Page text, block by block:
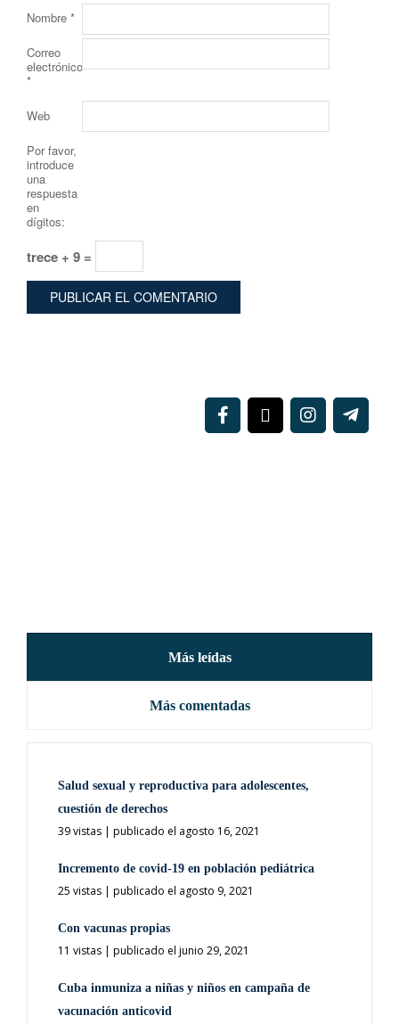
Nombre *
Correo
electrónico
*
Web
Por favor,
introduce
una
respuesta
en
dígitos:
trece + 9 =
Más leídas
Más comentadas
Salud sexual y reproductiva para adolescentes,
cuestión de derechos
39 vistas | publicado el agosto 16, 2021
Incremento de covid-19 en población pediátrica
25 vistas | publicado el agosto 9, 2021
Con vacunas propias
11 vistas | publicado el junio 29, 2021
Cuba inmuniza a niñas y niños en campaña de
vacunación anticovid